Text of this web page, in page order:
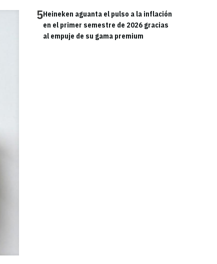
5Heineken aguanta el pulso a la inflación
en el primer semestre de 2026 gracias
al empuje de su gama premium